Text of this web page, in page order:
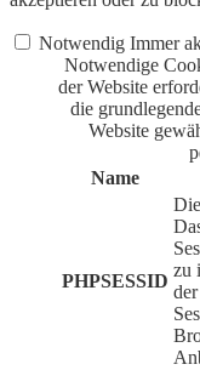
Notwendig Immer
Notwendige
der Website
die
Website
Name
PHPSESSID
zu